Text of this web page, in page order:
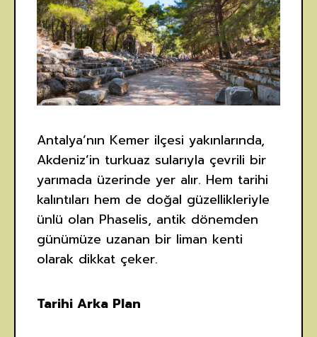
Antalya’nın Kemer ilçesi yakınlarında,
Akdeniz’in turkuaz sularıyla çevrili bir
yarımada üzerinde yer alır. Hem tarihi
kalıntıları hem de doğal güzellikleriyle
ünlü olan Phaselis, antik dönemden
günümüze uzanan bir liman kenti
olarak dikkat çeker.
Tarihi Arka Plan